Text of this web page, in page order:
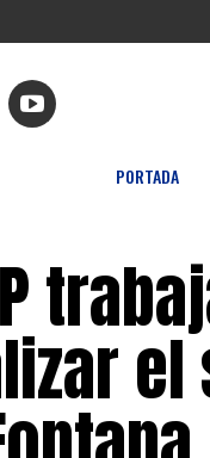
PORTADA
el